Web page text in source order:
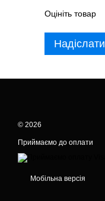
Оцініть товар
Надіслати
© 2026
Приймаємо до оплати
Мобільна версія